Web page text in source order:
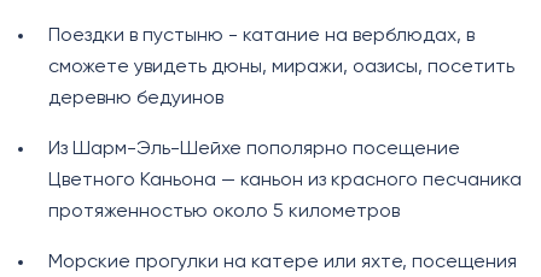
Поездки в пустыню - катание на верблюдах, в
сможете увидеть дюны, миражи, оазисы, посетить
деревню бедуинов
Из Шарм-Эль-Шейхе пополярно посещение
Цветного Каньона — каньон из красного песчаника
протяженностью около 5 километров
Морские прогулки на катере или яхте, посещения